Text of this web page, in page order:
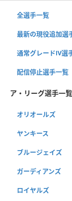
全選手一覧
最新の現役追加選
通常グレードⅣ選
配信停止選手一覧
ア・リーグ選手一覧
オリオールズ
ヤンキース
ブルージェイズ
ガーディアンズ
ロイヤルズ